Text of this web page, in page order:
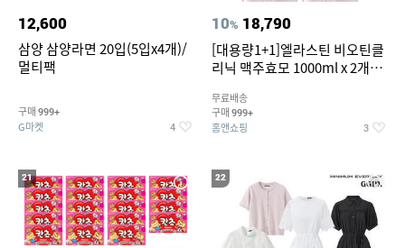
12,600
삼양 삼양라면 20입(5입x4개)/
멀티팩
구매 999+
G마켓 4
10% 18,790
[대용량1+1]엘라스틴 비오틴클
리닉 맥주효모 1000ml x 2개
무료배송
구매 999+
홈앤쇼핑 3
21 22